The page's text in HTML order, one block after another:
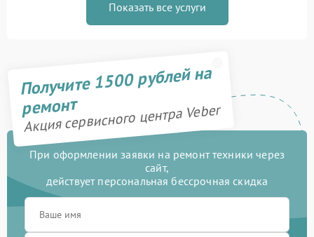
Показать все услуги
Получите 1500 рублей на
ремонт
Акция сервисного центра Veber
При оформлении заявки на ремонт техники через
сайт,
действует персональная бессрочная скидка